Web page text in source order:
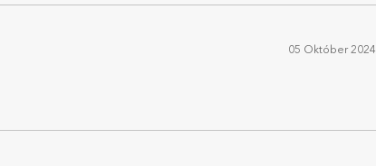
05 Október 2024